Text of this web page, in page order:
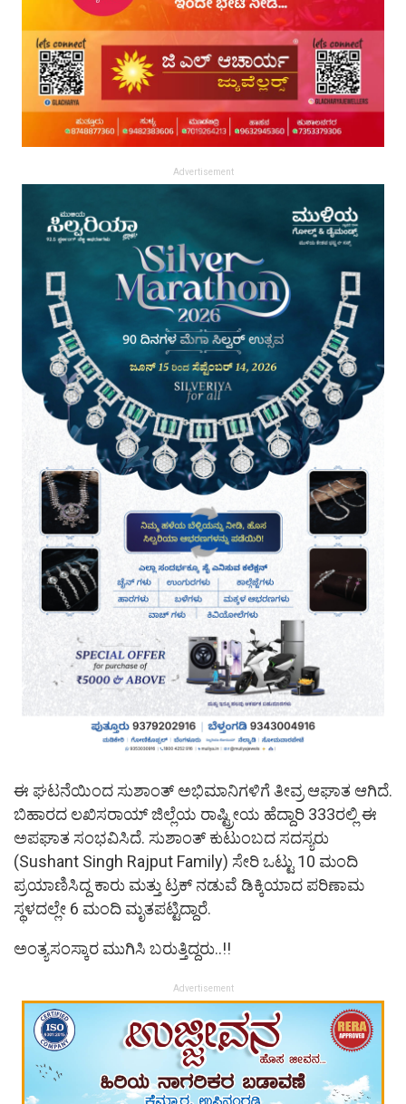
Advertisement
ಈ ಘಟನೆಯಿಂದ ಸುಶಾಂತ್​ ಅಭಿಮಾನಿಗಳಿಗೆ ತೀವ್ರ ಆಘಾತ ಆಗಿದೆ.
ಬಿಹಾರದ ಲಖಿಸರಾಯ್​ ಜಿಲ್ಲೆಯ ರಾಷ್ಟ್ರೀಯ ಹೆದ್ದಾರಿ 333ರಲ್ಲಿ ಈ
ಅಪಘಾತ ಸಂಭವಿಸಿದೆ. ಸುಶಾಂತ್​ ಕುಟುಂಬದ ಸದಸ್ಯರು
(Sushant Singh Rajput Family) ಸೇರಿ ಒಟ್ಟು 10 ಮಂದಿ
ಪ್ರಯಾಣಿಸಿದ್ದ ಕಾರು ಮತ್ತು ಟ್ರಕ್​​ ನಡುವೆ ಡಿಕ್ಕಿಯಾದ ಪರಿಣಾಮ
ಸ್ಥಳದಲ್ಲೇ 6 ಮಂದಿ ಮೃತಪಟ್ಟಿದ್ದಾರೆ.
ಅಂತ್ಯಸಂಸ್ಕಾರ ಮುಗಿಸಿ ಬರುತ್ತಿದ್ದರು..!!
Advertisement